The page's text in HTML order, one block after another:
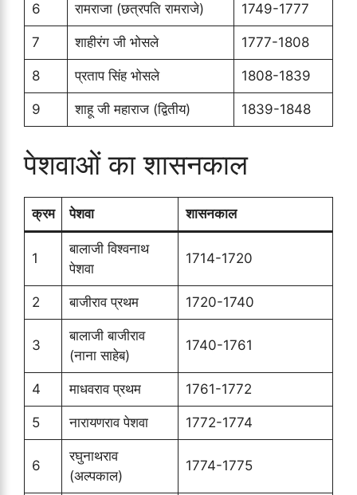
6 रामराजा (छत्रपति रामराजे) 1749-1777
7 शाहीरंग जी भोसले 1777-1808
8 प्रताप सिंह भोसले 1808-1839
9 शाहू जी महाराज (द्वितीय) 1839-1848
पेशवाओं का शासनकाल
क्रम पेशवा शासनकाल
1
बालाजी विश्वनाथ
पेशवा
1714-1720
2 बाजीराव प्रथम 1720-1740
3
बालाजी बाजीराव
(नाना साहेब)
1740-1761
4 माधवराव प्रथम 1761-1772
5 नारायणराव पेशवा 1772-1774
6
रघुनाथराव
(अल्पकाल)
1774-1775